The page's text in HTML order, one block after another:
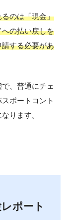
のは「現金」
の払い戻しを
する必要があ
、普通にチェ
ポートコント
ります。
ポート